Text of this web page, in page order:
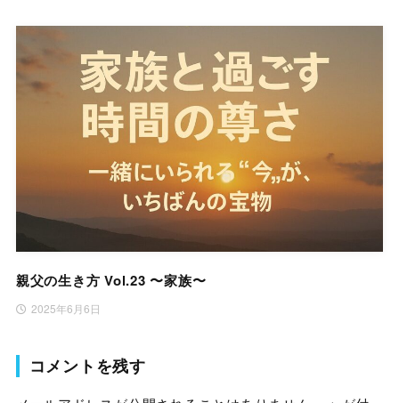
親父の生き方 Vol.23 〜家族〜
2025年6月6日
コメントを残す